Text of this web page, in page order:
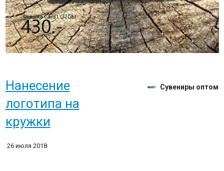
Нанесение
логотипа на
кружки
Сувениры оптом
26 июля 2018